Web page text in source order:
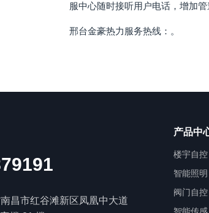
服中心随时接听用户电话，增加管
邢台金豪热力服务热线：。
昌市红谷滩新区凤凰中大道
产品中
楼宇自控
智能照明
阀门自控